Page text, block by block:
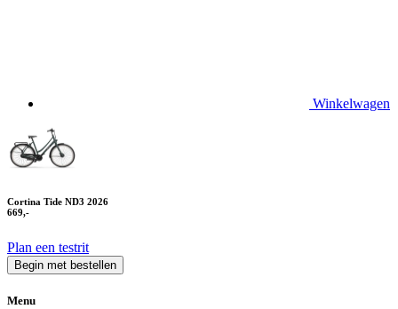
Winkelwagen
Cortina Tide ND3 2026
669,-
Plan een testrit
Begin met bestellen
Menu